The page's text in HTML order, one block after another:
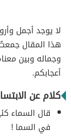
لا يوجد أجمل
هذا المقال
وجماله وبين
أعجابكم.
كلام عن
قال السماء
في السما !